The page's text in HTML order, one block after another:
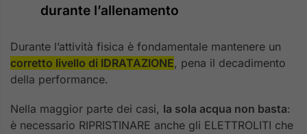
durante l’allenamento
Durante l’attività fisica è fondamentale mantenere un
corretto livello di IDRATAZIONE, pena il decadimento
della performance.
Nella maggior parte dei casi, la sola acqua non basta:
è necessario RIPRISTINARE anche gli ELETTROLITI che